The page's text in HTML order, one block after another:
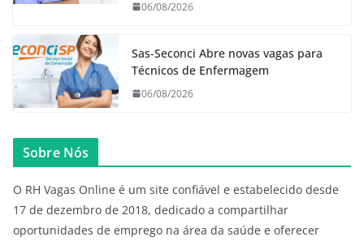
06/08/2026
Sas-Seconci Abre novas vagas para
Técnicos de Enfermagem
06/08/2026
Sobre Nós
O RH Vagas Online é um site confiável e estabelecido desde
17 de dezembro de 2018, dedicado a compartilhar
oportunidades de emprego na área da saúde e oferecer